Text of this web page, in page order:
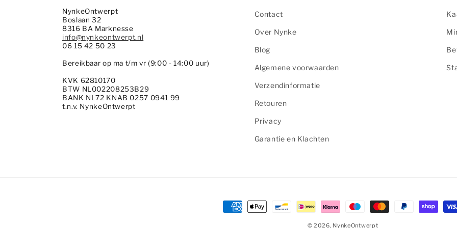
NynkeOntwerpt
Boslaan 32
8316 BA Marknesse
info@nynkeontwerpt.nl
06 15 42 50 23
Bereikbaar op ma t/m vr (9:00 - 14:00 uur)
KVK 62810170
BTW NL002208253B29
BANK NL72 KNAB 0257 0941 99
t.n.v. NynkeOntwerpt
Contact
Over Nynke
Blog
Algemene voorwaarden
Verzendinformatie
Retouren
Privacy
Garantie en Klachten
Betaalmethoden
© 2026, NynkeOntwerpt